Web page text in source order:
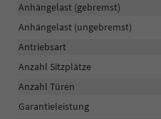
Anhängelast (gebremst)
Anhängelast (ungebremst)
Antriebsart
Anzahl Sitzplätze
Anzahl Türen
Garantieleistung